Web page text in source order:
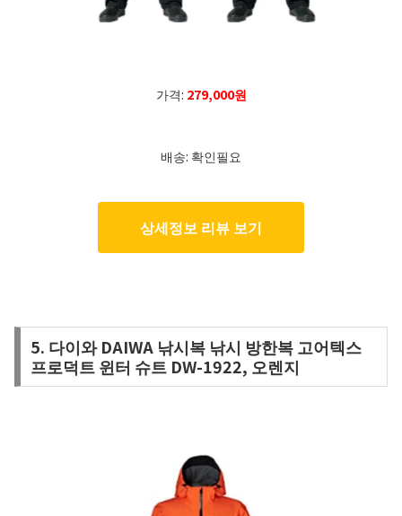
가격: 279,000원
배송: 확인필요
상세정보 리뷰 보기
5. 다이와 DAIWA 낚시복 낚시 방한복 고어텍스
프로덕트 윈터 슈트 DW-1922, 오렌지